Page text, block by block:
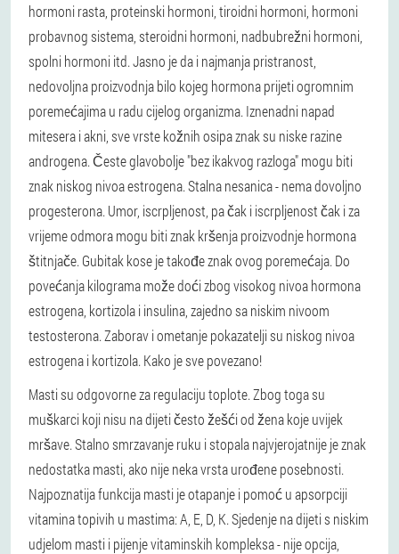
hormoni rasta, proteinski hormoni, tiroidni hormoni, hormoni
probavnog sistema, steroidni hormoni, nadbubrežni hormoni,
spolni hormoni itd. Jasno je da i najmanja pristranost,
nedovoljna proizvodnja bilo kojeg hormona prijeti ogromnim
poremećajima u radu cijelog organizma. Iznenadni napad
mitesera i akni, sve vrste kožnih osipa znak su niske razine
androgena. Česte glavobolje "bez ikakvog razloga" mogu biti
znak niskog nivoa estrogena. Stalna nesanica - nema dovoljno
progesterona. Umor, iscrpljenost, pa čak i iscrpljenost čak i za
vrijeme odmora mogu biti znak kršenja proizvodnje hormona
štitnjače. Gubitak kose je takođe znak ovog poremećaja. Do
povećanja kilograma može doći zbog visokog nivoa hormona
estrogena, kortizola i insulina, zajedno sa niskim nivoom
testosterona. Zaborav i ometanje pokazatelji su niskog nivoa
estrogena i kortizola. Kako je sve povezano!
Masti su odgovorne za regulaciju toplote. Zbog toga su
muškarci koji nisu na dijeti često žešći od žena koje uvijek
mršave. Stalno smrzavanje ruku i stopala najvjerojatnije je znak
nedostatka masti, ako nije neka vrsta urođene posebnosti.
Najpoznatija funkcija masti je otapanje i pomoć u apsorpciji
vitamina topivih u mastima: A, E, D, K. Sjedenje na dijeti s niskim
udjelom masti i pijenje vitaminskih kompleksa - nije opcija,